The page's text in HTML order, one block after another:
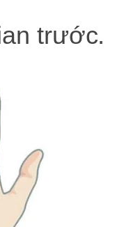
trước.